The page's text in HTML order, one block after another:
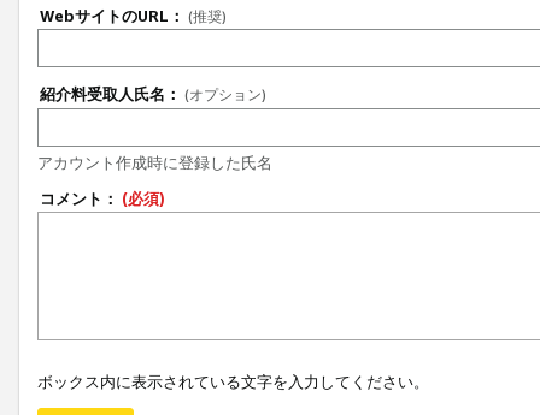
WebサイトのURL： (推奨)
紹介料受取人氏名： (オプション)
アカウント作成時に登録した氏名
コメント： (必須)
ボックス内に表示されている文字を入力してください。